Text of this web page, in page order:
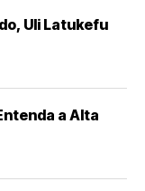
Uli Latukefu
a Alta